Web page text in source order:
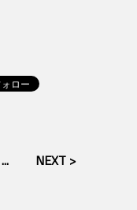
... NEXT >